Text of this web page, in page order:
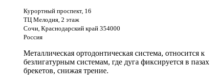
Курортный проспект, 16
ТЦ Мелодия, 2 этаж
Сочи, Краснодарский край 354000
Россия
Металлическая ортодонтическая система, относится к
безлигатурным системам, где дуга фиксируется в пазах
брекетов, снижая трение.